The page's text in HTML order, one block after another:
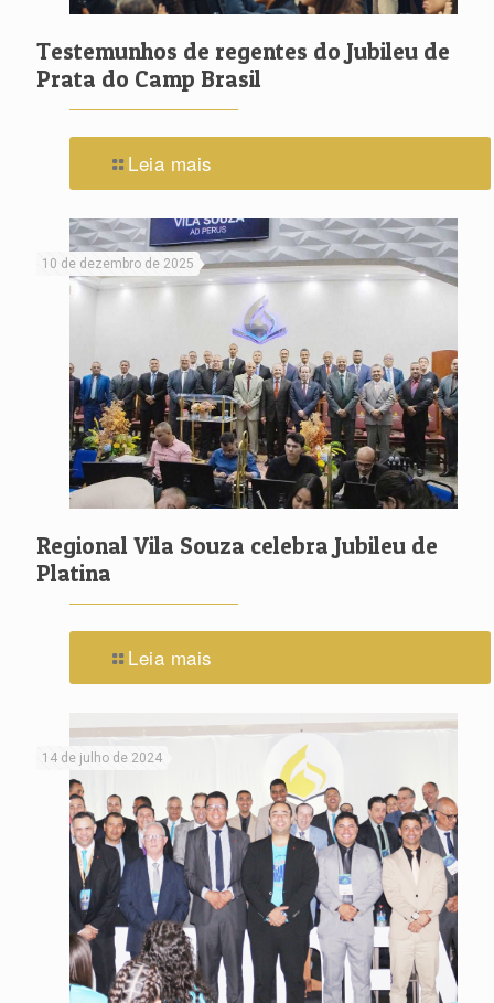
Testemunhos de regentes do Jubileu de
Prata do Camp Brasil
Leia mais
10 de dezembro de 2025
Regional Vila Souza celebra Jubileu de
Platina
Leia mais
14 de julho de 2024